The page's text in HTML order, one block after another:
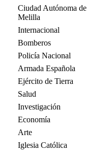
Ciudad Autónoma de
Melilla
Internacional
Bomberos
Policía Nacional
Armada Española
Ejército de Tierra
Salud
Investigación
Economía
Arte
Iglesia Católica